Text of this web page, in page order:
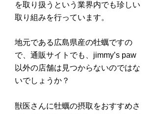
を取り扱うという業界内でも珍しい
取り組みを行っています。
地元である広島県産の牡蠣ですの
で、通販サイトでも、jimmy’s paw
以外の店舗は見つからないのではな
いでしょうか？
獣医さんに牡蠣の摂取をおすすめさ